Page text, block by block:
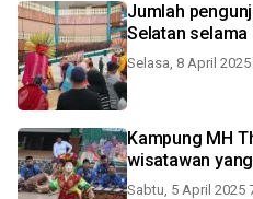
Jumlah
Selatan
Selasa, 8 April
Kampung MH
wisatawan
Sabtu, 5 April 2025